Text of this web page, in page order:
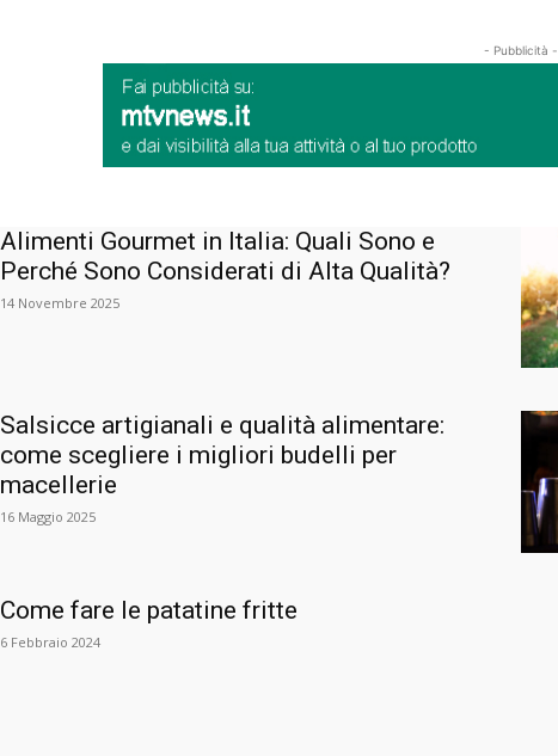
- Pubblicità -
Alimenti Gourmet in Italia: Quali Sono e
Perché Sono Considerati di Alta Qualità?
14 Novembre 2025
Salsicce artigianali e qualità alimentare:
come scegliere i migliori budelli per
macellerie
16 Maggio 2025
Come fare le patatine fritte
6 Febbraio 2024